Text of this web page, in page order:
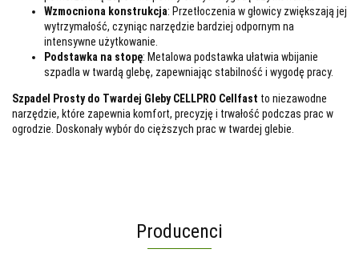
Wzmocniona konstrukcja: Przetłoczenia w głowicy zwiększają jej
wytrzymałość, czyniąc narzędzie bardziej odpornym na
intensywne użytkowanie.
Podstawka na stopę: Metalowa podstawka ułatwia wbijanie
szpadla w twardą glebę, zapewniając stabilność i wygodę pracy.
Szpadel Prosty do Twardej Gleby CELLPRO Cellfast to niezawodne
narzędzie, które zapewnia komfort, precyzję i trwałość podczas prac w
ogrodzie. Doskonały wybór do cięższych prac w twardej glebie.
Producenci